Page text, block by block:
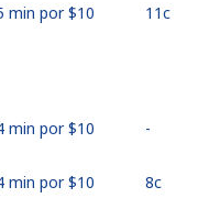
min por ⁦$10⁩ ⁦11c⁩
min por ⁦$10⁩ -
min por ⁦$10⁩ ⁦8c⁩